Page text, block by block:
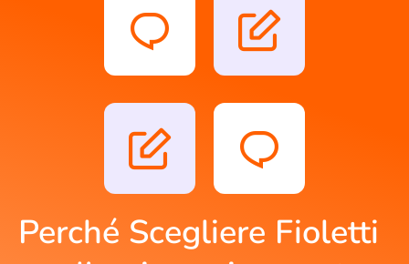
Perché Scegliere Fioletti